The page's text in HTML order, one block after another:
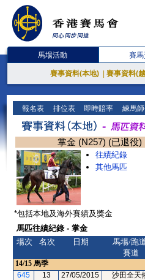
馬場活動 賽
賽事資料(本地) 賽事資料(
報名表 排位表 即時賠率 練馬
掌金 (N257) (已退役)
往績紀錄
其他馬匹
*包括本地及海外賽績及獎金
馬匹往績紀錄 - 掌金
場次
名次 日期
馬場/跑
賽道
14/15 馬季
645
13 27/05/2015 沙田全天